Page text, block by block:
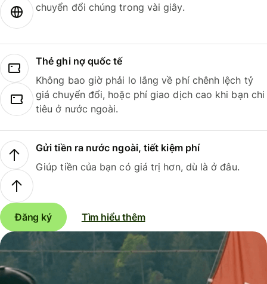
chuyển đổi chúng trong vài giây.
Thẻ ghi nợ quốc tế
Không bao giờ phải lo lắng về phí chênh lệch tỷ
giá chuyển đổi, hoặc phí giao dịch cao khi bạn chi
tiêu ở nước ngoài.
Gửi tiền ra nước ngoài, tiết kiệm phí
Giúp tiền của bạn có giá trị hơn, dù là ở đâu.
Đăng ký Tìm hiểu thêm